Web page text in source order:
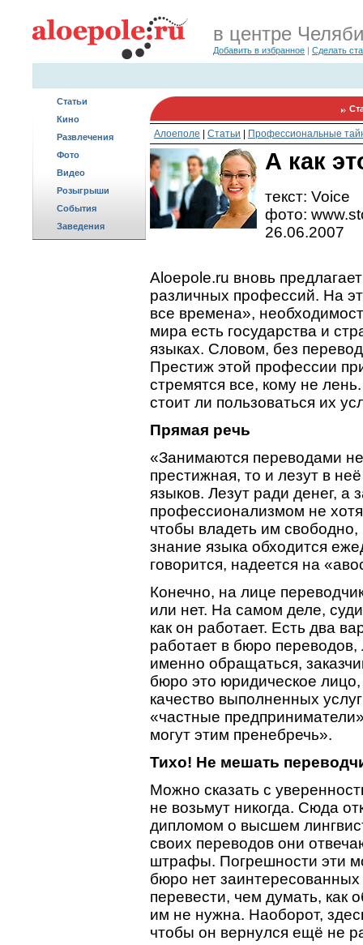
в центре
Добавить в избранное | Сделать
Статьи
Кино
Развлечения
Фото
Видео
Розыгрыши
События
Заведения
Алоеполе Статьи Профессиональные
А как
текст: Voice
фото:
26.06.2007
Aloepole.ru вновь
различных профессий. На
все времена»,
мира есть государства и
языках. Словом, без
Престиж этой профессии
стремятся все, кому не
стоит ли пользоваться их
Прямая речь
«Занимаются переводами
престижная, то и лезут в
языков. Лезут ради денег, а
профессионализмом не
чтобы владеть им свободно,
знание языка обходится
говорится, надеется на
Конечно, на лице
или нет. На самом деле,
как он работает. Есть два
работает в бюро переводов,
именно обращаться,
бюро это юридическое
качество выполненных
«частные
могут этим пренебречь».
Тихо! Не мешать
Можно сказать с
не возьмут никогда. Сюда
дипломом о высшем
своих переводов они
штрафы. Погрешности эти
бюро нет
перевести, чем думать, как
им не нужна. Наоборот,
чтобы он вернулся ещё не